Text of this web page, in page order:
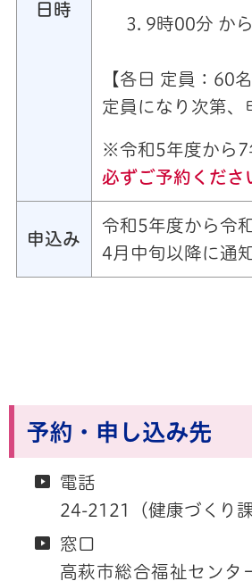
日時
9時00分 か
【各日 定員：60名
定員になり次第、
※令和5年度から7
必ずご予約くださ
申込み
令和5年度から令
4月中旬以降に通
予約・申し込み先
電話
24-2121（健康づくり課
窓口
高萩市総合福祉センタ